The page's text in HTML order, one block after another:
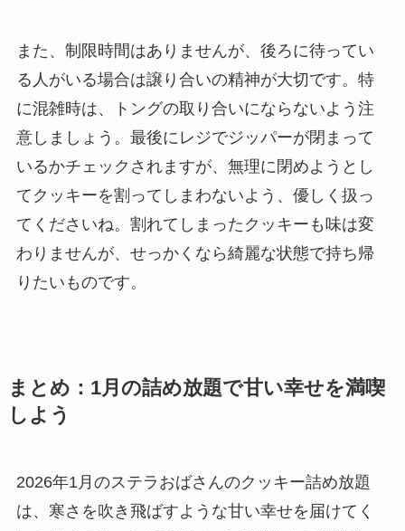
また、制限時間はありませんが、後ろに待ってい
る人がいる場合は譲り合いの精神が大切です。特
に混雑時は、トングの取り合いにならないよう注
意しましょう。最後にレジでジッパーが閉まって
いるかチェックされますが、無理に閉めようとし
てクッキーを割ってしまわないよう、優しく扱っ
てくださいね。割れてしまったクッキーも味は変
わりませんが、せっかくなら綺麗な状態で持ち帰
りたいものです。
まとめ：1月の詰め放題で甘い幸せを満喫
しよう
2026年1月のステラおばさんのクッキー詰め放題
は、寒さを吹き飛ばすような甘い幸せを届けてく